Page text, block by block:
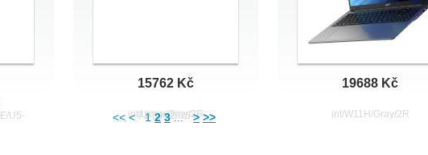
15762 Kč 19688 Kč
<< <12 3...> >>